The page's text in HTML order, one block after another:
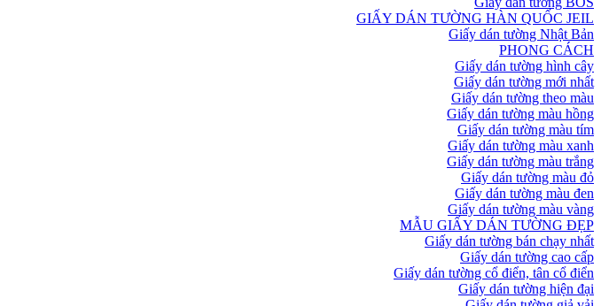
GIẤY DÁN TƯỜNG HÀN QUỐC JEIL
Giấy dán tường Nhật Bản
PHONG CÁCH
Giấy dán tường hình cây
Giấy dán tường mới nhất
Giấy dán tường theo màu
Giấy dán tường màu hồng
Giấy dán tường màu tím
Giấy dán tường màu xanh
Giấy dán tường màu trắng
Giấy dán tường màu đỏ
Giấy dán tường màu đen
Giấy dán tường màu vàng
MẪU GIẤY DÁN TƯỜNG ĐẸP
Giấy dán tường bán chạy nhất
Giấy dán tường cao cấp
Giấy dán tường cổ điển, tân cổ điển
Giấy dán tường hiện đại